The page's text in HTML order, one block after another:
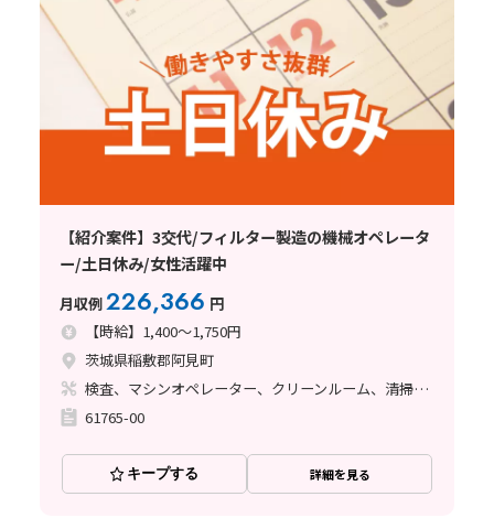
【紹介案件】3交代/フィルター製造の機械オペレータ
ー/土日休み/女性活躍中
月収例226,366 円
【時給】1,400～1,750円
茨城県稲敷郡阿見町
検査、マシンオペレーター、クリーンルーム、清掃・洗浄、その他
61765-00
キープする 詳細を見る